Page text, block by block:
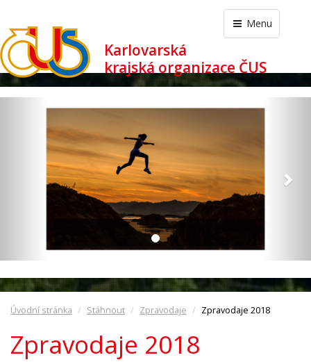
Menu
Karlovarská
krajská organizace ČUS
revious
Úvodní stránka Stáhnout Zpravodaje Zpravodaje 2018
Zpravodaje 2018